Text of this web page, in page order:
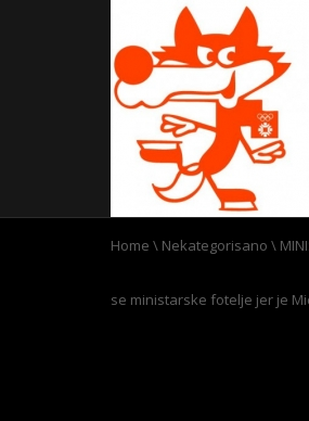
Home \ Nekategorisano \
se ministarske fotelje jer je